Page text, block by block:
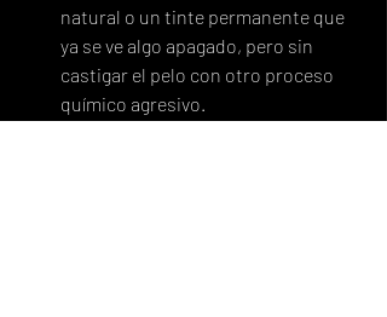
natural o un tinte permanente que
ya se ve algo apagado, pero sin
castigar el pelo con otro proceso
químico agresivo.